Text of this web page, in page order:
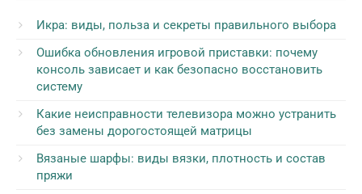
Икра: виды, польза и секреты правильного выбора
Ошибка обновления игровой приставки: почему
консоль зависает и как безопасно восстановить
систему
Какие неисправности телевизора можно устранить
без замены дорогостоящей матрицы
Вязаные шарфы: виды вязки, плотность и состав
пряжи